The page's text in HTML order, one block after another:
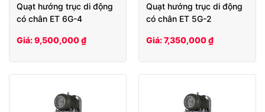
Quạt hướng trục di động
có chân ET 6G-4
Giá: 9,500,000 ₫
Quạt hướng trục di động
có chân ET 5G-2
Giá: 7,350,000 ₫